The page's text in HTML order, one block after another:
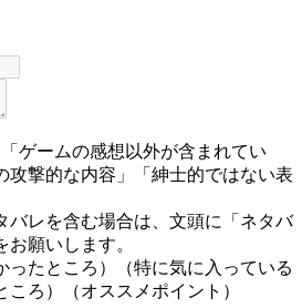
ゲームの感想以外が含まれてい
攻撃的な内容」「紳士的ではない表
バレを含む場合は、文頭に「ネタバ
願いします。
ったところ）（特に気に入っている
ろ）（オススメポイント）